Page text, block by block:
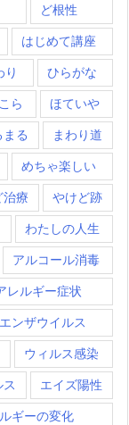
ど根性
はじめて講座
り ひらがな
ら ほていや
まる まわり道
めちゃ楽しい
治療 やけど跡
わたしの人生
アルコール消毒
レルギー症状
ンザウイルス
ウィルス感染
エイズ陽性
ギーの変化